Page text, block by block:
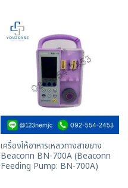
เครื่องให้อาหารเหลวทางสายยาง
Beaconn BN-700A (Beaconn
Feeding Pump: BN-700A)